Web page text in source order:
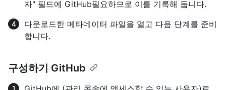
자" 필드에 GitHub필요하므로 이를 기록해 둡니다.
다운로드한 메타데이터 파일을 열고 다음 단계를 준비
합니다.
구성하기 GitHub